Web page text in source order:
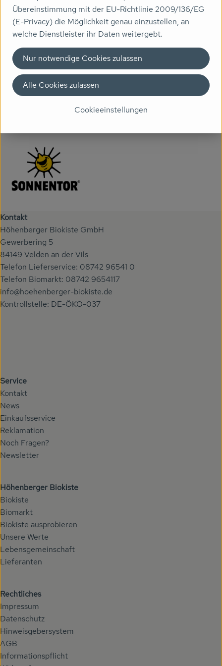
Veranstaltungen
Biomarkt
Wissen
Über uns
Produktdatenblatt
Herkunft
Hersteller: Sonnentor
Kontakt
Höhenberger Biokiste GmbH
Gewerbering 5
84149 Velden an der Vils
Telefon Lieferservice: 08742 96541 0
Telefon Biomarkt: 08742 9654117
info@hoehenberger-biokiste.de
Kontrollstelle: DE-ÖKO-037
Service
Kontakt
News
Einkaufsservice
Reklamation
Noch Fragen?
Newsletter
Höhenberger Biokiste
Biokiste
Biomarkt
Biokiste ausprobieren
Unsere Werte
Lebensgemeinschaft
Lieferanten
Rechtliches
Impressum
Datenschutz
Hinweisgebersystem
AGB
Informationspflicht
Übereinstimmung mit der EU-Richtlinie 2009/136/EG
(E-Privacy) die Möglichkeit genau einzustellen, an
welche Dienstleister ihr Daten weitergebt.
Cookieeinstellungen
Nur notwendige Cookies zulassen
Alle Cookies zulassen